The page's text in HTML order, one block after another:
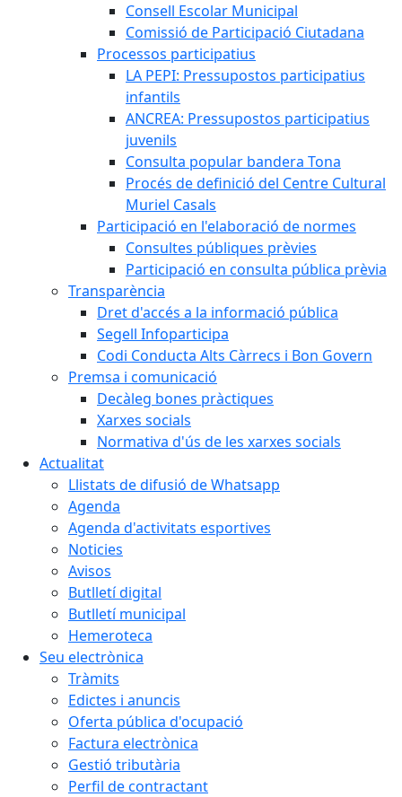
Consell Escolar Municipal
Comissió de Participació Ciutadana
Processos participatius
LA PEPI: Pressupostos participatius
infantils
ANCREA: Pressupostos participatius
juvenils
Consulta popular bandera Tona
Procés de definició del Centre Cultural
Muriel Casals
Participació en l'elaboració de normes
Consultes públiques prèvies
Participació en consulta pública prèvia
Transparència
Dret d'accés a la informació pública
Segell Infoparticipa
Codi Conducta Alts Càrrecs i Bon Govern
Premsa i comunicació
Decàleg bones pràctiques
Xarxes socials
Normativa d'ús de les xarxes socials
Actualitat
Llistats de difusió de Whatsapp
Agenda
Agenda d'activitats esportives
Noticies
Avisos
Butlletí digital
Butlletí municipal
Hemeroteca
Seu electrònica
Tràmits
Edictes i anuncis
Oferta pública d'ocupació
Factura electrònica
Gestió tributària
Perfil de contractant